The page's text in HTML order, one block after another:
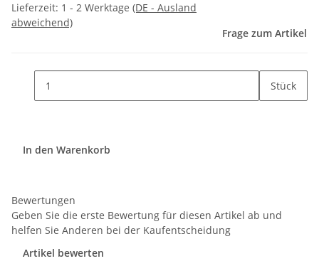
Lieferzeit: 1 - 2 Werktage (DE - Ausland
abweichend)
Frage zum Artikel
Stück
In den Warenkorb
Bewertungen
Geben Sie die erste Bewertung für diesen Artikel ab und
helfen Sie Anderen bei der Kaufentscheidung
Artikel bewerten